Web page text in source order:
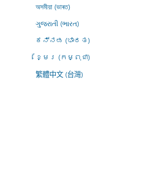
অসমীয়া (ভাৰত)
ગુજરાતી (ભારત)
ಕನ್ನಡ (ಭಾರತ)
ខ្មែរ (កម្ពុជា)
繁體中文 (台灣)